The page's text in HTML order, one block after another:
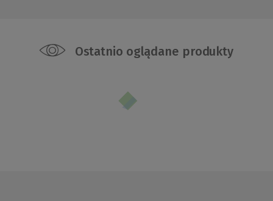
Ostatnio oglądane produkty